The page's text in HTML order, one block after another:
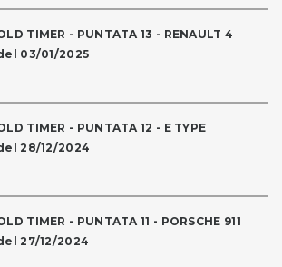
TIMER - PUNTATA 13 - RENAULT 4
03/01/2025
TIMER - PUNTATA 12 - E TYPE
28/12/2024
TIMER - PUNTATA 11 - PORSCHE 911
27/12/2024